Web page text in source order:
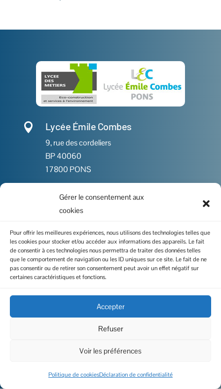
Gérer le consentement aux
cookies
Pour offrir les meilleures expériences, nous utilisons des technologies telles que
les cookies pour stocker et/ou accéder aux informations des appareils. Le fait
de consentir à ces technologies nous permettra de traiter des données telles
que le comportement de navigation ou les ID uniques sur ce site. Le fait de ne
pas consentir ou de retirer son consentement peut avoir un effet négatif sur
certaines caractéristiques et fonctions.
Accepter
Refuser
Voir les préférences
Politique de cookiesDéclaration de confidentialité
 Lycée Émile Combes
9, rue des cordeliers
BP 40060
17800 PONS
05 46 91 86 00
I Politique de cookies
I Mentions légales
I Données personnelles
| Rédaction :LS-Com’